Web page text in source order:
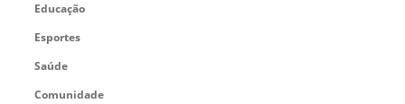
Educação
Esportes
Saúde
Comunidade